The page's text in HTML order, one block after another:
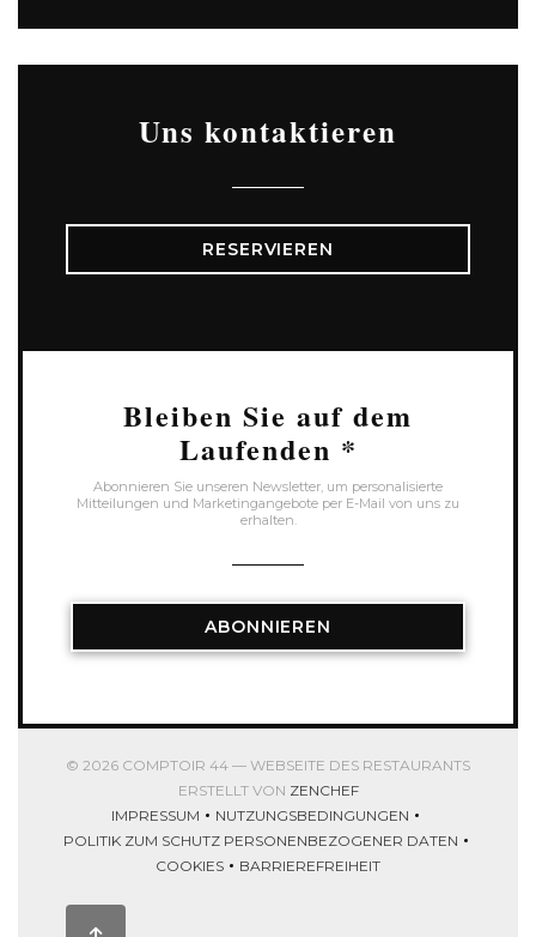
Uns kontaktieren
RESERVIEREN
Bleiben Sie auf dem
Laufenden *
Abonnieren Sie unseren Newsletter, um personalisierte
Mitteilungen und Marketingangebote per E-Mail von uns zu
erhalten.
ABONNIEREN
© 2026 COMPTOIR 44 — WEBSEITE DES RESTAURANTS
ERSTELLT VON ZENCHEF((ÖFFNET EIN NEUES
IMPRESSUM
((ÖFFNET EIN NEUES FENSTER))
NUTZUNGSBEDINGUNGEN
((ÖFFNET EIN NEUES
POLITIK ZUM SCHUTZ PERSONENBEZOGENER DATEN
((ÖFFNET EIN NEUES FENSTER))
COOKIES
((ÖFFNET EIN NEUES FENSTER))
BARRIEREFREIHEIT
((ÖFFNET EIN NEUES FENSTER))